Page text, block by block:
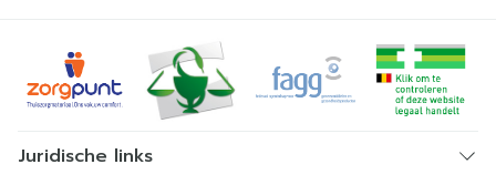
Juridische links